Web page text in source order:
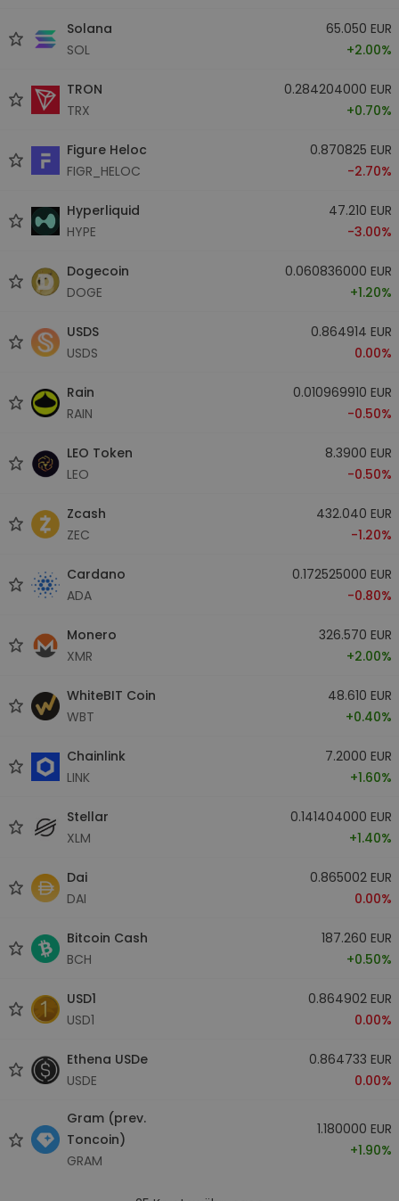
Solana
SOL
65.050 EUR
+2.00%
TRON
TRX
0.284204000 EUR
+0.70%
Figure Heloc
FIGR_HELOC
0.870825 EUR
-2.70%
Hyperliquid
HYPE
47.210 EUR
-3.00%
Dogecoin
DOGE
0.060836000 EUR
+1.20%
USDS
USDS
0.864914 EUR
0.00%
Rain
RAIN
0.010969910 EUR
-0.50%
LEO Token
LEO
8.3900 EUR
-0.50%
Zcash
ZEC
432.040 EUR
-1.20%
Cardano
ADA
0.172525000 EUR
-0.80%
Monero
XMR
326.570 EUR
+2.00%
WhiteBIT Coin
WBT
48.610 EUR
+0.40%
Chainlink
LINK
7.2000 EUR
+1.60%
Stellar
XLM
0.141404000 EUR
+1.40%
Dai
DAI
0.865002 EUR
0.00%
Bitcoin Cash
BCH
187.260 EUR
+0.50%
USD1
USD1
0.864902 EUR
0.00%
Ethena USDe
USDE
0.864733 EUR
0.00%
Gram (prev.
Toncoin)
GRAM
1.180000 EUR
+1.90%